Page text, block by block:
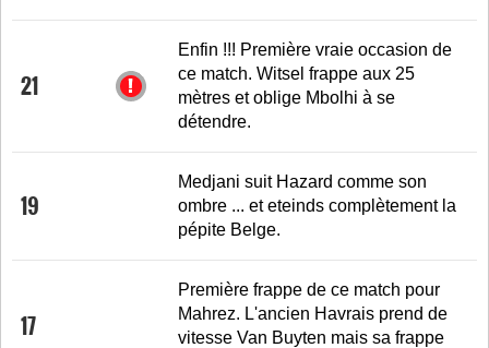
21
Enfin !!! Première vraie occasion de
ce match. Witsel frappe aux 25
mètres et oblige Mbolhi à se
détendre.
19
Medjani suit Hazard comme son
ombre ... et eteinds complètement la
pépite Belge.
17
Première frappe de ce match pour
Mahrez. L'ancien Havrais prend de
vitesse Van Buyten mais sa frappe